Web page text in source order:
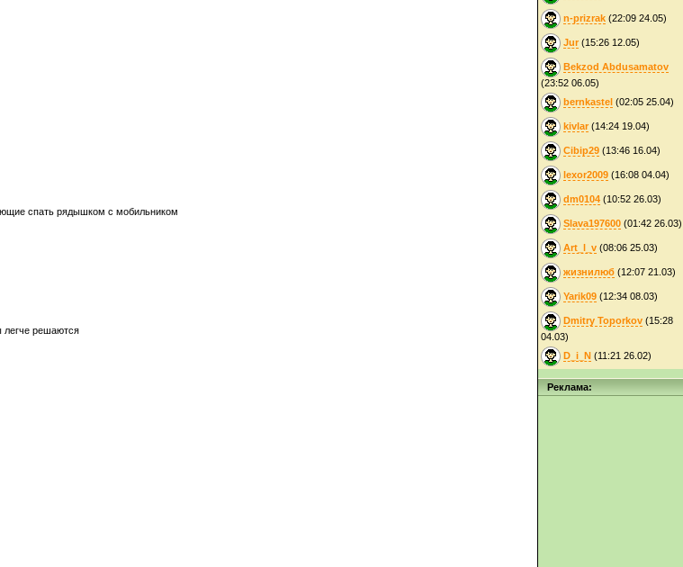
спать рядышком с мобильником
легче решаются
n-prizrak (22:09 24.05)
Jur (15:26 12.05)
Bekzod Abdusamatov
(23:52 06.05)
bernkastel (02:05 25.04)
kivlar (14:24 19.04)
Cibip29 (13:46 16.04)
lexor2009 (16:08 04.04)
dm0104 (10:52 26.03)
Slava197600 (01:42 26.03)
Art_l_v (08:06 25.03)
жизнилюб (12:07 21.03)
Yarik09 (12:34 08.03)
Dmitry Toporkov (15:28
04.03)
D_i_N (11:21 26.02)
Реклама: